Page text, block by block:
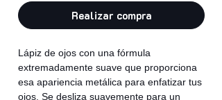
Realizar compra
Lápiz de ojos con una fórmula
extremadamente suave que proporciona
esa apariencia metálica para enfatizar tus
ojos. Se desliza suavemente para un